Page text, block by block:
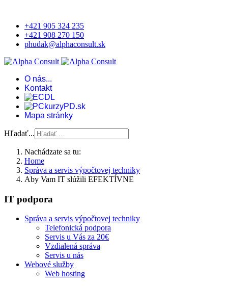
+421 905 324 235
+421 908 270 150
phudak@alphaconsult.sk
O nás...
Kontakt
Mapa stránky
Hľadať...
Nachádzate sa tu:
Home
Správa a servis výpočtovej techniky
Aby Vam IT slúžili EFEKTÍVNE
IT podpora
Správa a servis výpočtovej techniky
Telefonická podpora
Servis u Vás za 20€
Vzdialená správa
Servis u nás
Webové služby
Web hosting